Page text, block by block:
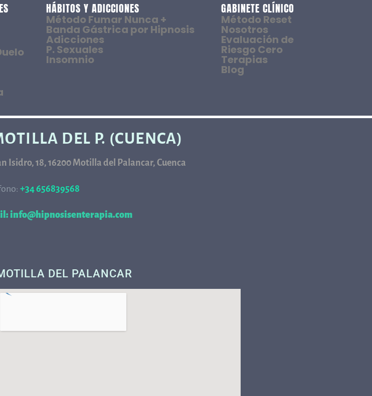
HÁBITOS Y ADICCIONES
Método Fumar Nunca +
Banda Gástrica por Hipnosis
Adicciones
P. Sexuales
Insomnio
GABINETE CLÍNICO
Método Reset
Nosotros
Evaluación de
Riesgo Cero
Terapias
Blog
DEL P. (CUENCA)
Isidro, 18, 16200 Motilla del Palancar, Cuenca
+34 656839568
info@hipnosisenterapia.com
DEL PALANCAR